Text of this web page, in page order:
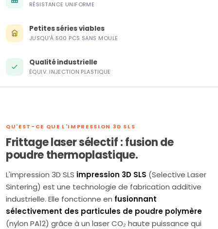
RÉSISTANCE UNIFORME
Petites séries viables
JUSQU'À 500 PCS SANS MOULE
Qualité industrielle
ÉQUIV. INJECTION PLASTIQUE
QU'EST-CE QUE L'IMPRESSION 3D SLS
Frittage laser sélectif : fusion de
poudre thermoplastique.
L'impression 3D SLS impression 3D SLS (Selective Laser
Sintering) est une technologie de fabrication additive
industrielle. Elle fonctionne en fusionnant
sélectivement des particules de poudre polymère
(nylon PA12) grâce à un laser CO₂ haute puissance qui